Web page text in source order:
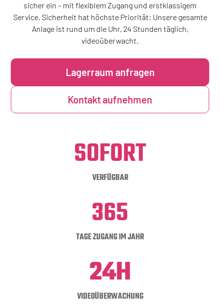
sicher ein – mit flexiblem Zugang und erstklassigem
Service. Sicherheit hat höchste Priorität: Unsere gesamte
Anlage ist rund um die Uhr, 24 Stunden täglich,
videoüberwacht.
Lagerraum anfragen
Kontakt aufnehmen
SOFORT
VERFÜGBAR
365
TAGE ZUGANG IM JAHR
24H
VIDEOÜBERWACHUNG